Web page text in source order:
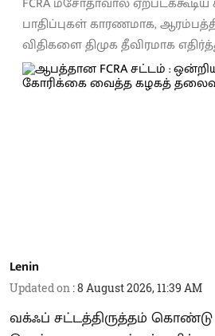
பாதிப்புகள் காரணமாக,
விதிகளை திமுக தீவிரமாக
Lenin
Updated on :8 August 2026, 11:39 AM
வக்ஃப் சட்டத்திருத்தம் கொண்டு